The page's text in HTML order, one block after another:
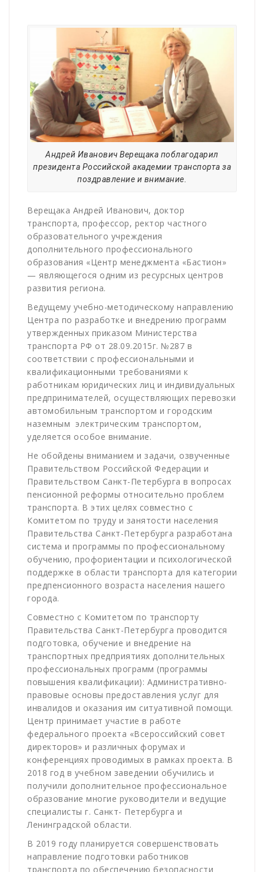
Андрей Иванович Верещака поблагодарил
президента Российской академии транспорта за
поздравление и внимание.
Верещака Андрей Иванович, доктор
транспорта, профессор, ректор частного
образовательного учреждения
дополнительного профессионального
образования «Центр менеджмента «Бастион»
— являющегося одним из ресурсных центров
развития региона.
Ведущему учебно-методическому направлению
Центра по разработке и внедрению программ
утвержденных приказом Министерства
транспорта РФ от 28.09.2015г. №287 в
соответствии с профессиональными и
квалификационными требованиями к
работникам юридических лиц и индивидуальных
предпринимателей, осуществляющих перевозки
автомобильным транспортом и городским
наземным электрическим транспортом,
уделяется особое внимание.
Не обойдены вниманием и задачи, озвученные
Правительством Российской Федерации и
Правительством Санкт-Петербурга в вопросах
пенсионной реформы относительно проблем
транспорта. В этих целях совместно с
Комитетом по труду и занятости населения
Правительства Санкт-Петербурга разработана
система и программы по профессиональному
обучению, профориентации и психологической
поддержке в области транспорта для категории
предпенсионного возраста населения нашего
города.
Совместно с Комитетом по транспорту
Правительства Санкт-Петербурга проводится
подготовка, обучение и внедрение на
транспортных предприятиях дополнительных
профессиональных программ (программы
повышения квалификации): Административно-
правовые основы предоставления услуг для
инвалидов и оказания им ситуативной помощи.
Центр принимает участие в работе
федерального проекта «Всероссийский совет
директоров» и различных форумах и
конференциях проводимых в рамках проекта. В
2018 год в учебном заведении обучились и
получили дополнительное профессиональное
образование многие руководители и ведущие
специалисты г. Санкт- Петербурга и
Ленинградской области.
В 2019 году планируется совершенствовать
направление подготовки работников
транспорта по обеспечению безопасности